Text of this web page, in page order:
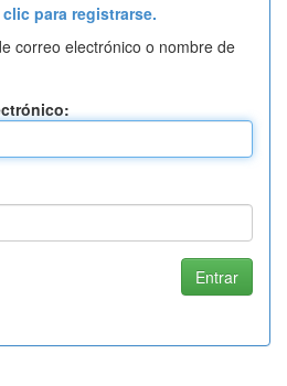
para registrarse.
correo electrónico o nombre de